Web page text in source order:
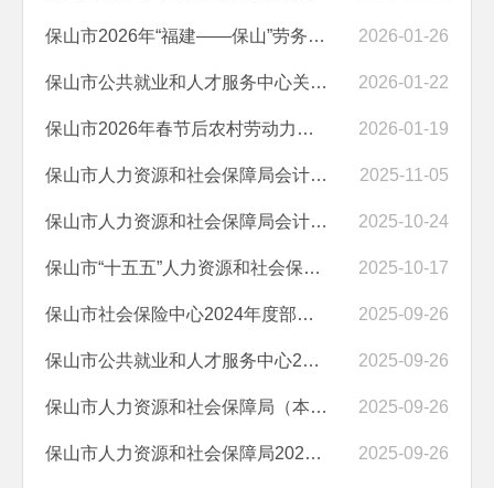
保山市2026年“福建——保山”劳务协作招聘活动服务项目竞争性磋商公告 2026-01-26
保山市公共就业和人才服务中心关于代理记账服务的采购询价函 2026-01-22
保山市2026年春节后农村劳动力转移输出集中欢送物资采购询价公告 2026-01-19
​保山市人力资源和社会保障局会计代理服务成交结果公告 2025-11-05
保山市人力资源和社会保障局会计代理服务竞争性谈判公告 2025-10-24
保山市“十五五”人力资源和社会保障发展规划编制服务项目成交结果公告 2025-10-17
保山市社会保险中心2024年度部门决算 2025-09-26
保山市公共就业和人才服务中心2024年度部门决算 2025-09-26
保山市人力资源和社会保障局（本级）2024年度部门决算 2025-09-26
保山市人力资源和社会保障局2025年高层次人才服务项目成交结果公告 2025-09-26